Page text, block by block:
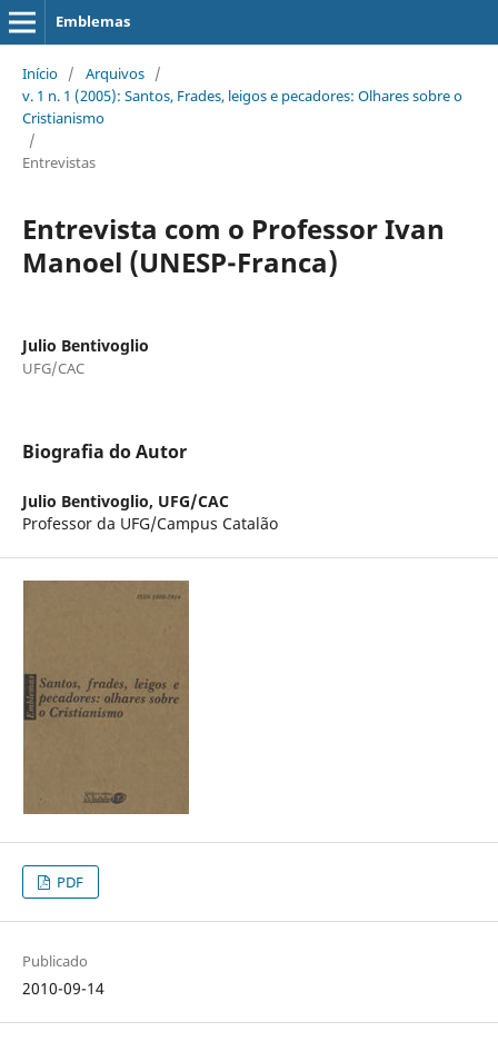
Emblemas
Início / Arquivos /
v. 1 n. 1 (2005): Santos, Frades, leigos e pecadores: Olhares sobre o
Cristianismo
/
Entrevistas
Entrevista com o Professor Ivan
Manoel (UNESP-Franca)
Julio Bentivoglio
UFG/CAC
Biografia do Autor
Julio Bentivoglio, UFG/CAC
Professor da UFG/Campus Catalão
PDF
Publicado
2010-09-14